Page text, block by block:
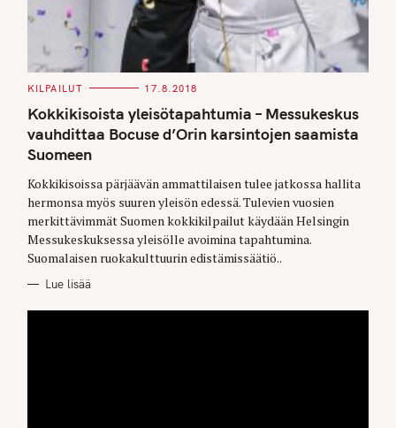
C
T
E
G
O
R
I
S
KILPAILUT 17.8.2018
Kokkikisoista yleisötapahtumia – Messukeskus
vauhdittaa Bocuse d’Orin karsintojen saamista
Suomeen
Kokkikisoissa pärjäävän ammattilaisen tulee jatkossa hallita
hermonsa myös suuren yleisön edessä. Tulevien vuosien
merkittävimmät Suomen kokkikilpailut käydään Helsingin
Messukeskuksessa yleisölle avoimina tapahtumina.
Suomalaisen ruokakulttuurin edistämissäätiö..
Lue lisää